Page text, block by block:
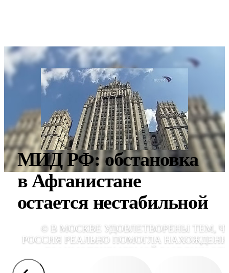
МИД РФ: обстановка
в Афганистане
остается нестабильной
© В МОСКВЕ УДОВЛЕТВОРЕНЫ ТЕМ,
РОССИЯ РЕАЛЬНО ПОМОГЛА
ВЗАИМОПРИЕМЛЕМОЙ РАЗВЯЗКИ